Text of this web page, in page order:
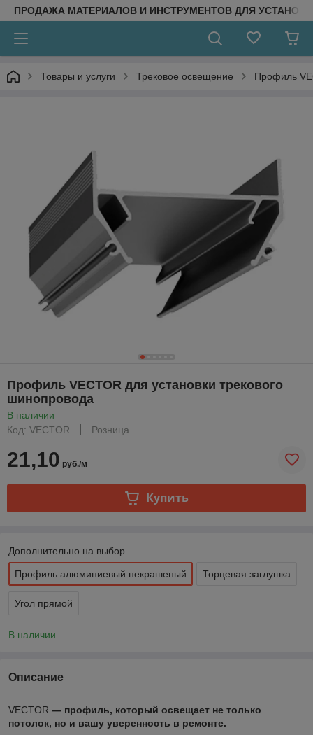
ПРОДАЖА МАТЕРИАЛОВ И ИНСТРУМЕНТОВ ДЛЯ
Товары и услуги Трековое освещение Профиль
Профиль VECTOR для установки трекового
шинопровода
В наличии
Код: VECTOR
Розница
21,10 руб./м
Купить
Дополнительно на выбор
Профиль алюминиевый некрашеный Торцевая заглушка
Угол прямой
В наличии
Описание
VECTOR — профиль, который освещает не только
потолок, но и вашу уверенность в ремонте.